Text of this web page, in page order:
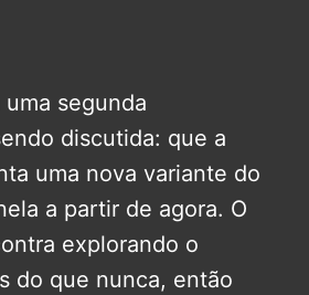
segunda
discutida: que a
uma nova variante do
a partir de agora. O
explorando o
do que nunca, então